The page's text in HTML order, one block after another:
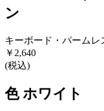
ン
キーボード・パームレ
￥2,640
(税込)
色 ホワイト